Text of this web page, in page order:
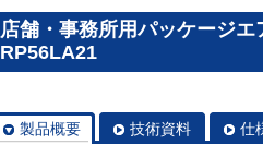
店舗・事務所用パッケージ
RP56LA21
製品概要 技術資料 仕